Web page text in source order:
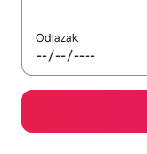
Odlazak